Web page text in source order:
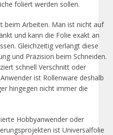
foliert werden sollen.
beim Arbeiten. Man ist nicht auf
und kann die Folie exakt an
Gleichzeitig verlangt diese
und Präzision beim Schneiden.
schnell Verschnitt oder
ist Rollenware deshalb
hingegen nicht immer die
Hobbyanwender oder
ist Universalfolie